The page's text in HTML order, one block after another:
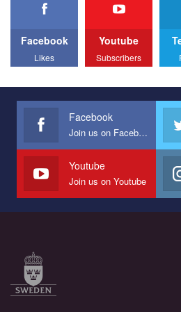
We appeal to your support and ask to
All you have to do is to press "Like"
Эмоционально сильный ролик от
представляющий программу
Мы просим вас поддержать нас и
наш план по борьбе с насилием и
СОГИ в Украине.
Все, что вам нужно сделать - это
по этой ссылке и поставить лайк
Facebook
Likes
Youtube
Subscribers
Facebook
Join us on Facebook
Youtube
Join us on Youtube